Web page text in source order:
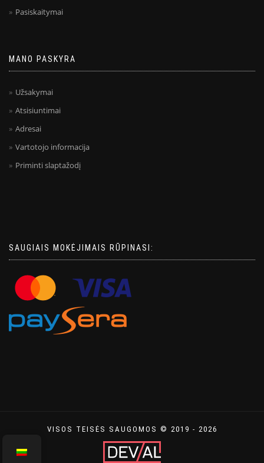
Pasiskaitymai
MANO PASKYRA
Užsakymai
Atsisiuntimai
Adresai
Vartotojo informacija
Priminti slaptažodį
SAUGIAIS MOKĖJIMAIS RŪPINASI:
VISOS TEISĖS SAUGOMOS © 2019 - 2026